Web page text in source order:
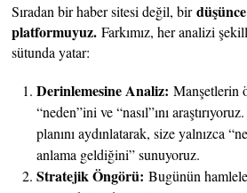
Sıradan bir haber sitesi değil, birdüşünce
platformuyuz. Farkımız, her analizi
sütunda yatar:
Derinlemesine Analiz: Manşetlerin
“neden”ini ve “nasıl”ını
planını aydınlatarak, size yalnızca
anlama geldiğini” sunuyoruz.
Stratejik Öngörü: Bugünün